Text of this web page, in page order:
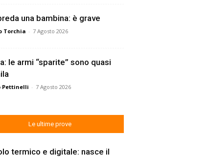
una bambina: è grave
Torchia - 7 Agosto 2026
le armi “sparite” sono quasi
Pettinelli - 7 Agosto 2026
Le ultime prove
termico e digitale: nasce il